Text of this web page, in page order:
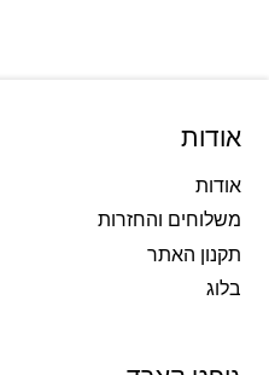
אודות
אודות
משלוחים והחזרות
תקנון האתר
בלוג